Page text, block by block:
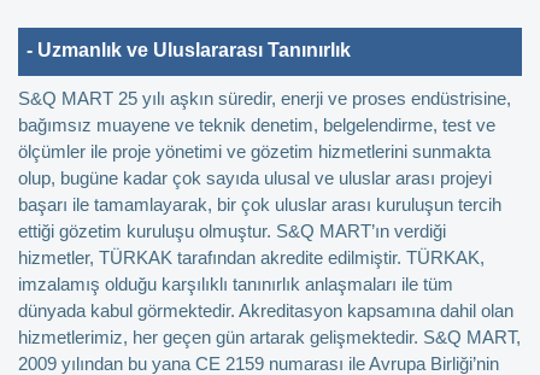
- Uzmanlık ve Uluslararası Tanınırlık
S&Q MART 25 yılı aşkın süredir, enerji ve proses endüstrisine,
bağımsız muayene ve teknik denetim, belgelendirme, test ve
ölçümler ile proje yönetimi ve gözetim hizmetlerini sunmakta
olup, bugüne kadar çok sayıda ulusal ve uluslar arası projeyi
başarı ile tamamlayarak, bir çok uluslar arası kuruluşun tercih
ettiği gözetim kuruluşu olmuştur. S&Q MART’ın verdiği
hizmetler, TÜRKAK tarafından akredite edilmiştir. TÜRKAK,
imzalamış olduğu karşılıklı tanınırlık anlaşmaları ile tüm
dünyada kabul görmektedir. Akreditasyon kapsamına dahil olan
hizmetlerimiz, her geçen gün artarak gelişmektedir. S&Q MART,
2009 yılından bu yana CE 2159 numarası ile Avrupa Birliği’nin